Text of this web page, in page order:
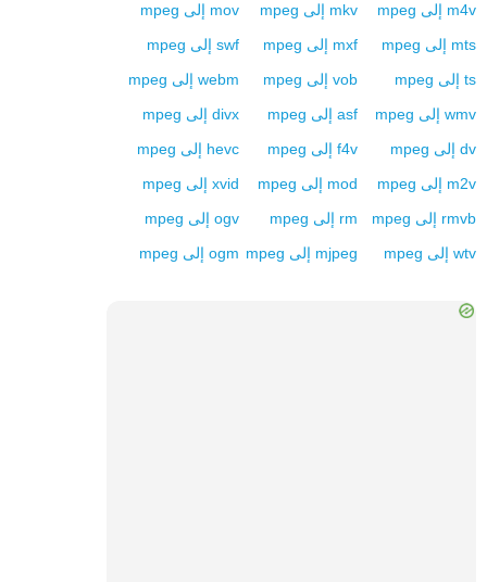
m4v إلى mpeg
mkv إلى mpeg
mov إلى mpeg
mts إلى mpeg
mxf إلى mpeg
swf إلى mpeg
ts إلى mpeg
vob إلى mpeg
webm إلى mpeg
wmv إلى mpeg
asf إلى mpeg
divx إلى mpeg
dv إلى mpeg
f4v إلى mpeg
hevc إلى mpeg
m2v إلى mpeg
mod إلى mpeg
xvid إلى mpeg
rmvb إلى mpeg
rm إلى mpeg
ogv إلى mpeg
wtv إلى mpeg
mjpeg إلى mpeg
ogm إلى mpeg